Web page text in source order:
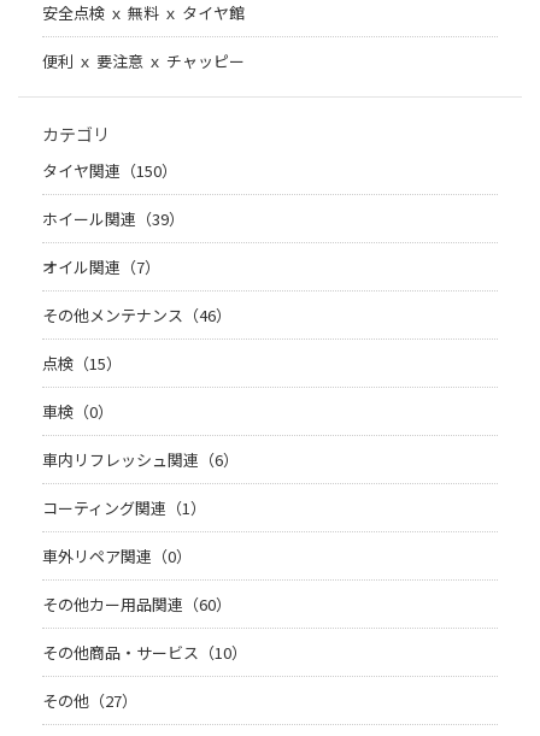
安全点検 ｘ 無料 ｘ タイヤ館
便利 ｘ 要注意 ｘ チャッピー
カテゴリ
タイヤ関連（150）
ホイール関連（39）
オイル関連（7）
その他メンテナンス（46）
点検（15）
車検（0）
車内リフレッシュ関連（6）
コーティング関連（1）
車外リペア関連（0）
その他カー用品関連（60）
その他商品・サービス（10）
その他（27）